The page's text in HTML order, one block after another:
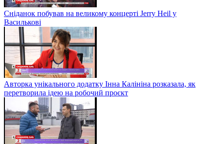
Сніданок побував на великому концерті Jerry Heil у
Василькові
Авторка унікального додатку Інна Калініна розказала, як
перетворила ідею на робочий проєкт